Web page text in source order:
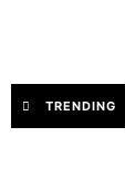
TRENDING